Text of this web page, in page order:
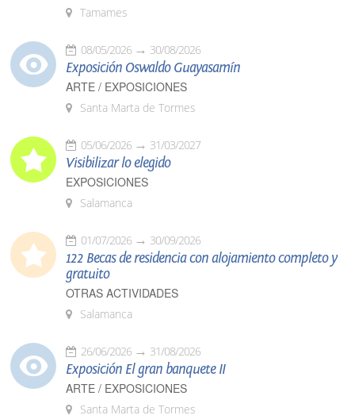
Tamames
08/05/2026 30/08/2026
Exposición Oswaldo Guayasamín
ARTE / EXPOSICIONES
Santa Marta de Tormes
05/06/2026 31/03/2027
Visibilizar lo elegido
EXPOSICIONES
Salamanca
01/07/2026 30/09/2026
122 Becas de residencia con alojamiento completo y
gratuito
OTRAS ACTIVIDADES
Salamanca
26/06/2026 31/08/2026
Exposición El gran banquete II
ARTE / EXPOSICIONES
Santa Marta de Tormes